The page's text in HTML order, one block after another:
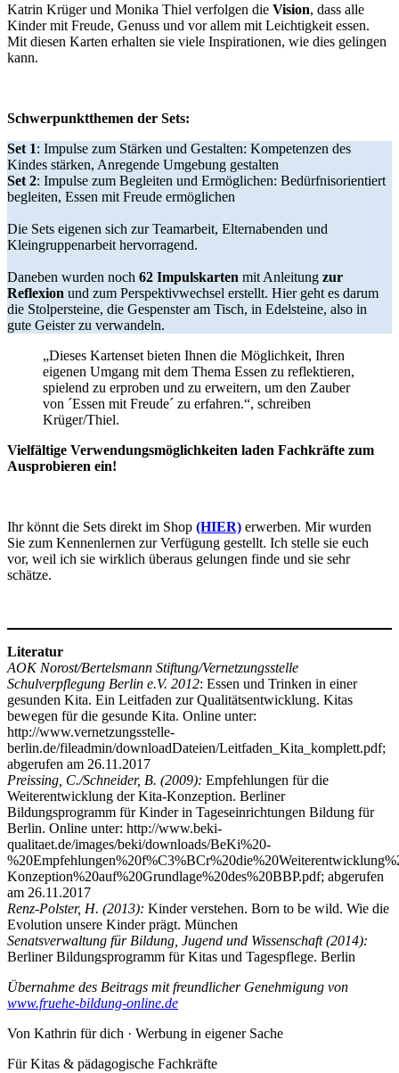
Katrin Krüger und Monika Thiel verfolgen die Vision, dass alle
Kinder mit Freude, Genuss und vor allem mit Leichtigkeit essen.
Mit diesen Karten erhalten sie viele Inspirationen, wie dies gelingen
kann.
Schwerpunktthemen der Sets:
Set 1: Impulse zum Stärken und Gestalten: Kompetenzen des
Kindes stärken, Anregende Umgebung gestalten
Set 2: Impulse zum Begleiten und Ermöglichen: Bedürfnisorientiert
begleiten, Essen mit Freude ermöglichen
Die Sets eigenen sich zur Teamarbeit, Elternabenden und
Kleingruppenarbeit hervorragend.
Daneben wurden noch 62 Impulskarten mit Anleitung zur
Reflexion und zum Perspektivwechsel erstellt. Hier geht es darum
die Stolpersteine, die Gespenster am Tisch, in Edelsteine, also in
gute Geister zu verwandeln.
„Dieses Kartenset bieten Ihnen die Möglichkeit, Ihren
eigenen Umgang mit dem Thema Essen zu reflektieren,
spielend zu erproben und zu erweitern, um den Zauber
von ´Essen mit Freude´ zu erfahren.“, schreiben
Krüger/Thiel.
Vielfältige Verwendungsmöglichkeiten laden Fachkräfte zum
Ausprobieren ein!
Ihr könnt die Sets direkt im Shop (HIER) erwerben. Mir wurden
Sie zum Kennenlernen zur Verfügung gestellt. Ich stelle sie euch
vor, weil ich sie wirklich überaus gelungen finde und sie sehr
schätze.
Literatur
AOK Norost/Bertelsmann Stiftung/Vernetzungsstelle
Schulverpflegung Berlin e.V. 2012: Essen und Trinken in einer
gesunden Kita. Ein Leitfaden zur Qualitätsentwicklung. Kitas
bewegen für die gesunde Kita. Online unter:
http://www.vernetzungsstelle-
berlin.de/fileadmin/downloadDateien/Leitfaden_Kita_komplett.pdf;
abgerufen am 26.11.2017
Preissing, C./Schneider, B. (2009): Empfehlungen für die
Weiterentwicklung der Kita-Konzeption. Berliner
Bildungsprogramm für Kinder in Tageseinrichtungen Bildung für
Berlin. Online unter: http://www.beki-
qualitaet.de/images/beki/downloads/BeKi%20-
Konzeption%20auf%20Grundlage%20des%20BBP.pdf; abgerufen
am 26.11.2017
Renz-Polster, H. (2013): Kinder verstehen. Born to be wild. Wie die
Evolution unsere Kinder prägt. München
Senatsverwaltung für Bildung, Jugend und Wissenschaft (2014):
Berliner Bildungsprogramm für Kitas und Tagespflege. Berlin
Übernahme des Beitrags mit freundlicher Genehmigung von
www.fruehe-bildung-online.de
Von Kathrin für dich · Werbung in eigener Sache
Für Kitas & pädagogische Fachkräfte